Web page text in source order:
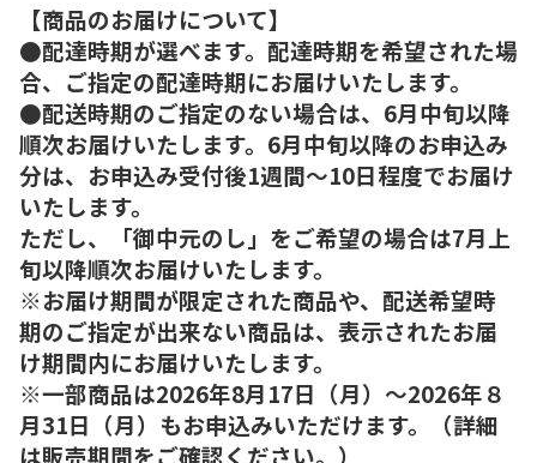
【商品のお届けについて】
●配達時期が選べます。配達時期を希望された場
合、ご指定の配達時期にお届けいたします。
●配送時期のご指定のない場合は、6月中旬以降
順次お届けいたします。6月中旬以降のお申込み
分は、お申込み受付後1週間～10日程度でお届け
いたします。
ただし、「御中元のし」をご希望の場合は7月上
旬以降順次お届けいたします。
※お届け期間が限定された商品や、配送希望時
期のご指定が出来ない商品は、表示されたお届
け期間内にお届けいたします。
※一部商品は2026年8月17日（月）～2026年８
月31日（月）もお申込みいただけます。（詳細
は販売期間をご確認ください。）